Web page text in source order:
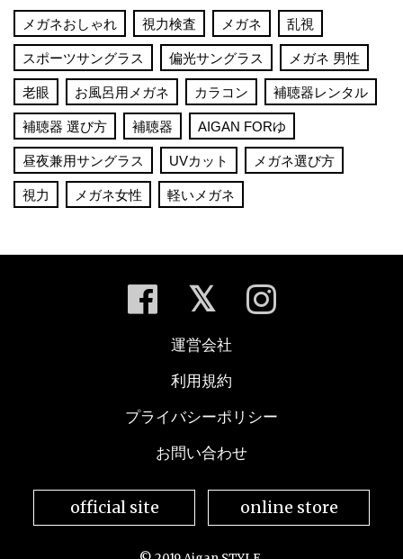
メガネおしゃれ 視力検査 メガネ 乱視
スポーツサングラス 偏光サングラス メガネ 男性
老眼 お風呂用メガネ カラコン 補聴器レンタル
補聴器 選び方 補聴器 AIGAN FORゆ
昼夜兼用サングラス UVカット メガネ選び方
視力 メガネ女性 軽いメガネ
運営会社
利用規約
プライバシーポリシー
お問い合わせ
official site online store